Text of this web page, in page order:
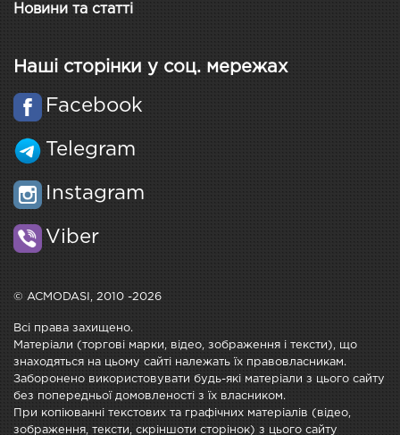
Новини та статті
Наші сторінки у соц. мережах
Facebook
Telegram
Instagram
Viber
© ACMODASI, 2010 -2026
Всі права захищено.
Матеріали (торгові марки, відео, зображення і тексти), що
знаходяться на цьому сайті належать їх правовласникам.
Заборонено використовувати будь-які матеріали з цього сайту
без попередньої домовленості з їх власником.
При копіюванні текстових та графічних матеріалів (відео,
зображення, тексти, скріншоти сторінок) з цього сайту